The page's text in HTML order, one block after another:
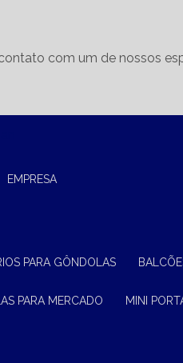
com um de nossos
EMPRESA
PARA GÔNDOLAS
PARA MERCADO MINI